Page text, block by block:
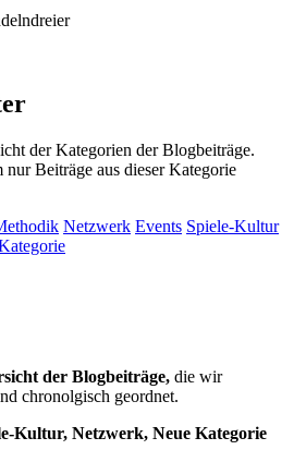
der Kategorien der Blogbeiträge.
Beiträge aus dieser Kategorie
Netzwerk Events Spiele-Kultur
der Blogbeiträge, die wir
chronolgisch geordnet.
Kultur, Netzwerk, Neue Kategorie